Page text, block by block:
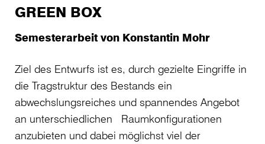
GREEN BOX
Semesterarbeit von Konstantin Mohr
Ziel des Entwurfs ist es, durch gezielte Eingriffe in
die Tragstruktur des Bestands ein
abwechslungsreiches und spannendes Angebot
an unterschiedlichen Raumkonfigurationen
anzubieten und dabei möglichst viel der